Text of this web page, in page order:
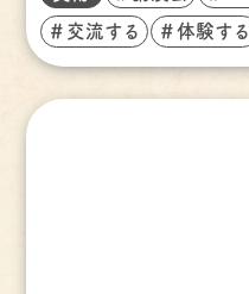
＃交流する ＃体験する